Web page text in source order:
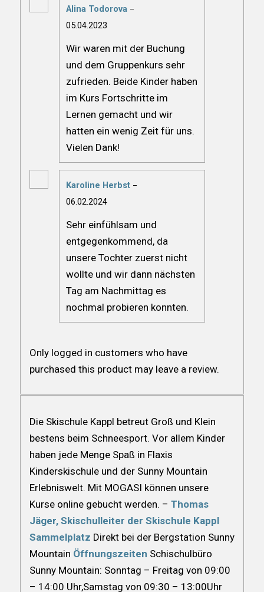
Alina Todorova –
05.04.2023
Wir waren mit der Buchung
und dem Gruppenkurs sehr
zufrieden. Beide Kinder haben
im Kurs Fortschritte im
Lernen gemacht und wir
hatten ein wenig Zeit für uns.
Vielen Dank!
Karoline Herbst –
06.02.2024
Sehr einfühlsam und
entgegenkommend, da
unsere Tochter zuerst nicht
wollte und wir dann nächsten
Tag am Nachmittag es
nochmal probieren konnten.
Only logged in customers who have
purchased this product may leave a review.
Die Skischule Kappl betreut Groß und Klein
bestens beim Schneesport. Vor allem Kinder
haben jede Menge Spaß in Flaxis
Kinderskischule und der Sunny Mountain
Erlebniswelt. Mit MOGASI können unsere
Kurse online gebucht werden. – Thomas
Jäger, Skischulleiter der Skischule Kappl
Sammelplatz Direkt bei der Bergstation Sunny
Mountain Öffnungszeiten Schischulbüro
Sunny Mountain: Sonntag – Freitag von 09:00
– 14:00 Uhr,Samstag von 09:30 – 13:00Uhr